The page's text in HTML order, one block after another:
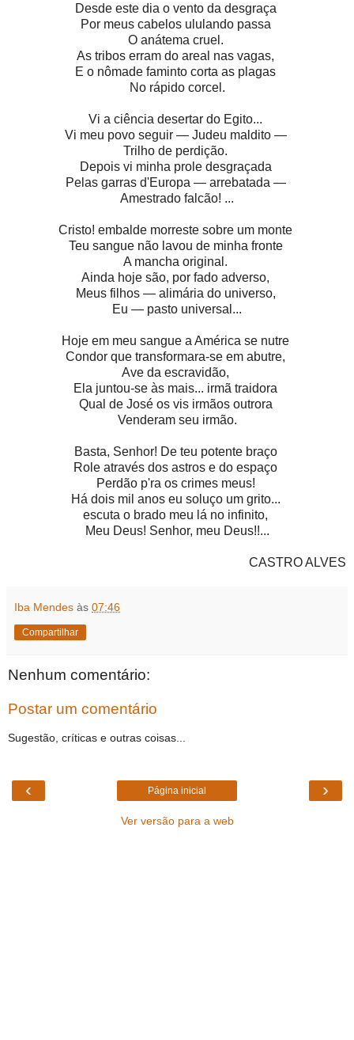
Desde este dia o vento da desgraça
Por meus cabelos ululando passa
O anátema cruel.
As tribos erram do areal nas vagas,
E o nômade faminto corta as plagas
No rápido corcel.
Vi a ciência desertar do Egito...
Vi meu povo seguir — Judeu maldito —
Trilho de perdição.
Depois vi minha prole desgraçada
Pelas garras d'Europa — arrebatada —
Amestrado falcão! ...
Cristo! embalde morreste sobre um monte
Teu sangue não lavou de minha fronte
A mancha original.
Ainda hoje são, por fado adverso,
Meus filhos — alimária do universo,
Eu — pasto universal...
Hoje em meu sangue a América se nutre
Condor que transformara-se em abutre,
Ave da escravidão,
Ela juntou-se às mais... irmã traidora
Qual de José os vis irmãos outrora
Venderam seu irmão.
Basta, Senhor! De teu potente braço
Role através dos astros e do espaço
Perdão p'ra os crimes meus!
Há dois mil anos eu soluço um grito...
escuta o brado meu lá no infinito,
Meu Deus! Senhor, meu Deus!!...
CASTRO ALVES
Iba Mendes às 07:46
Compartilhar
Nenhum comentário:
Postar um comentário
Sugestão, críticas e outras coisas...
‹ ›
Página inicial
Ver versão para a web